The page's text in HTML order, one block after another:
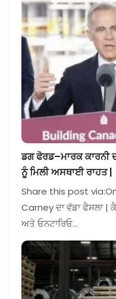
ਡਗ ਫੋਰਡ–ਮਾਰਕ ਕਾਰਨੀ
ਨੂੰ ਮਿਲੀ ਅਸਥਾਈ ਰਾਹਤ |
Share this post
Carney ਦਾ ਵੱਡਾ ਫੈਸਲਾ |
ਅਤੇ ਓਨਟਾਰਿਓ…